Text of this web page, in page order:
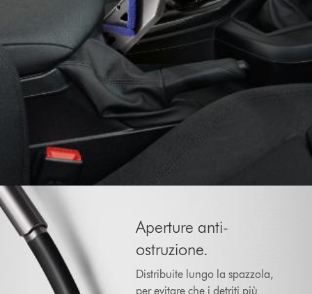
Aperture anti-
ostruzione.
Distribuite lungo la spazzola,
per evitare che i detriti più